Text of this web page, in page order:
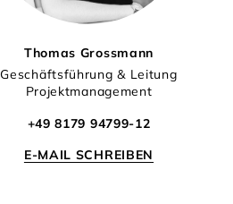
Thomas Grossmann
Geschäftsführung & Leitung
Projektmanagement
+49 8179 94799-12
E-MAIL SCHREIBEN